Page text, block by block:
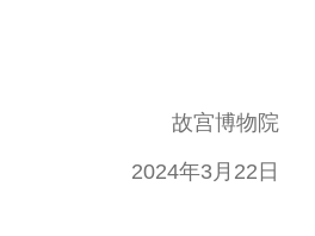
故宫博物院
2024年3月22日